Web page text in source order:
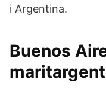
i Argentina.
Buenos